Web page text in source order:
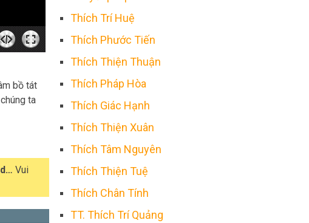
bồ tát
ta
Vui
Thích Trí Huệ
Thích Phước Tiến
Thích Thiện Thuận
Thích Pháp Hòa
Thích Giác Hạnh
Thích Thiện Xuân
Thích Tâm Nguyên
Thích Thiện Tuệ
Thích Chân Tính
TT. Thích Trí Quảng